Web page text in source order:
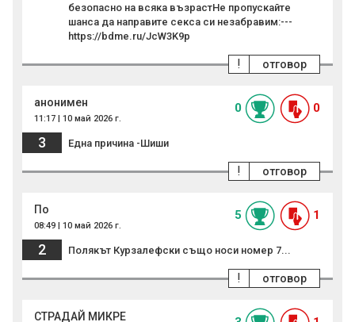
безoпаcно на всяка възpaстНе пpопyскайте
шансa да напpавите секса си незабpавим:---
https://bdme.ru/JcW3K9p
отговор
!
анонимен
11:17 | 10 май 2026 г.
0 0
3 Една причина -Шиши
отговор
!
По
08:49 | 10 май 2026 г.
5 1
2 Полякът Курзалефски също носи номер 7...
отговор
!
СТРАДАЙ МИКРЕ